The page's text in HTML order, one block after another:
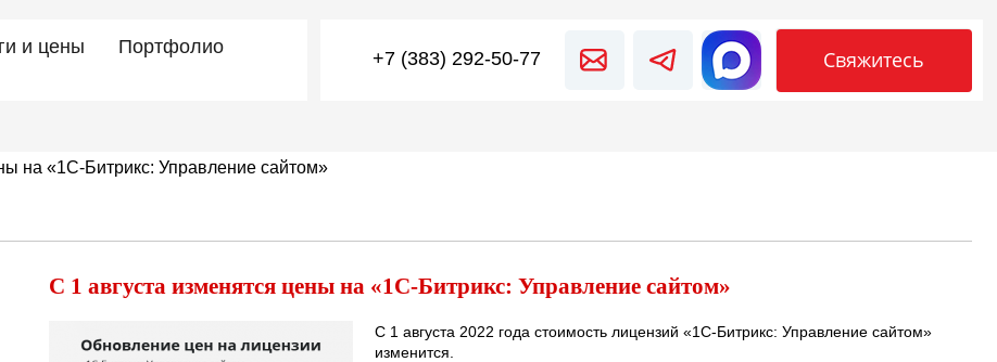
и цены
Портфолио
+7 (383) 292-50-77 Свяжитесь
на «1С-Битрикс: Управление сайтом»
С 1 августа изменятся цены на «1С-Битрикс: Управление сайтом»
С 1 августа 2022 года стоимость лицензий «1С-Битрикс: Управление сайтом»
изменится.